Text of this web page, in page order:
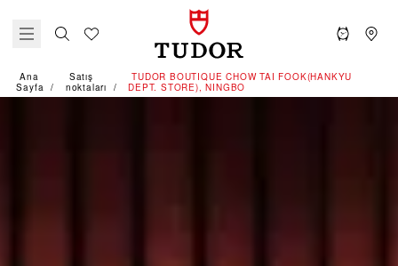
Ana
Sayfa
Satış
noktaları
‭TUDOR BOUTIQUE CHOW TAI FOOK(HANKYU
DEPT. STORE), NINGBO‬